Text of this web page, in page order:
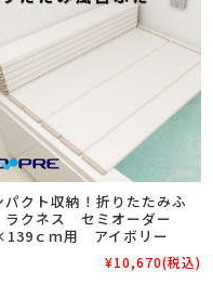
パクト収納！折りたたみふ
クネス セミオーダー
ｃｍ用 アイボリー
¥10,670(税込)